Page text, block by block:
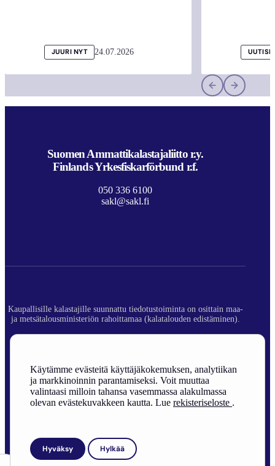
Käytämme evästeitä käyttäjäkokemuksen, analytiikan
ja markkinoinnin parantamiseksi. Voit muuttaa
valintaasi milloin tahansa vasemmassa alakulmassa
olevan evästekuvakkeen kautta. Lue rekisteriseloste .
Hyväksy Hylkää
JUURI NYT 24.07.2026
Suomen Ammattikalastajaliitto r.y.
Finlands Yrkesfiskarförbund r.f.
050 336 6100
sakl@sakl.fi
Kaupallisille kalastajille suunnattu tiedotustoiminta on osittain maa-
ja metsätalousministeriön rahoittamaa (kalatalouden edistäminen).
Rekisteriseloste
Sivuston toteutus